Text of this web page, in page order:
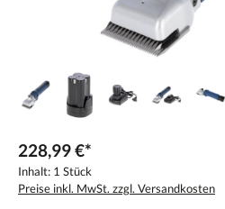
228,99 €*
Inhalt: 1 Stück
Preise inkl. MwSt. zzgl. Versandkosten